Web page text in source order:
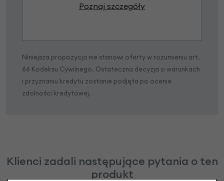
Poznaj szczegóły
Niniejsza propozycja nie stanowi oferty w rozumieniu art.
66 Kodeksu Cywilnego. Ostateczna decyzja o warunkach
i przyznaniu kredytu zostanie podjęta po ocenie
zdolności kredytowej.
Klienci zadali następujące pytania o ten
produkt